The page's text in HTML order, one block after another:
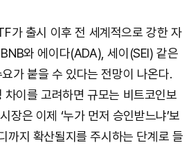
가 출시 이후 전 세계적으로 강한 자
와 에이다(ADA), 세이(SEI) 같은
가 붙을 수 있다는 전망이 나온다.
차이를 고려하면 규모는 비트코인보
장은 이제 ‘누가 먼저 승인받느냐’보
까지 확산될지를 주시하는 단계로 들